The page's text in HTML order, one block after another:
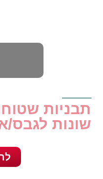
תבניות
שונות לגבס/